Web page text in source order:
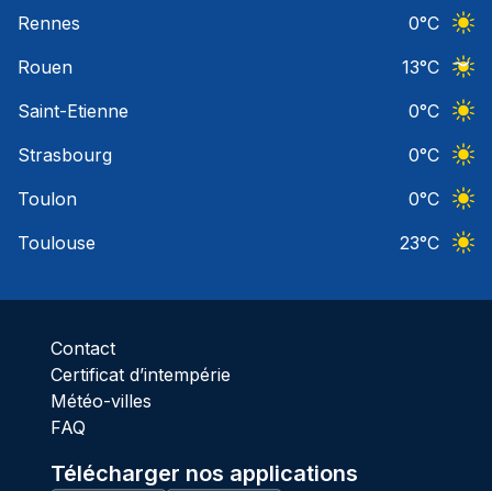
Rennes
0°C
Rouen
13°C
Saint-Etienne
0°C
Strasbourg
0°C
Toulon
0°C
Toulouse
23°C
Contact
Certificat d’intempérie
Météo-villes
FAQ
Télécharger nos applications